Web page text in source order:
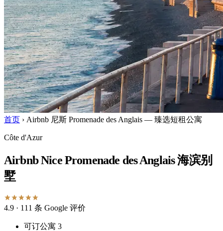
首页 › Airbnb 尼斯 Promenade des Anglais — 臻选短租公寓
Côte d'Azur
Airbnb Nice Promenade des Anglais 海滨别
墅
4.9 · 111 条 Google 评价
可订公寓 3